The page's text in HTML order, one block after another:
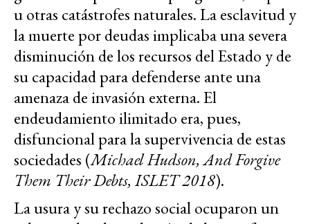
u otras catástrofes naturales. La esclavitud y
la muerte por deudas implicaba una severa
disminución de los recursos del Estado y de
su capacidad para defenderse ante una
amenaza de invasión externa. El
endeudamiento ilimitado era, pues,
disfuncional para la supervivencia de estas
sociedades (Michael Hudson, And Forgive
Them Their Debts, ISLET 2018).
La usura y su rechazo social ocuparon un